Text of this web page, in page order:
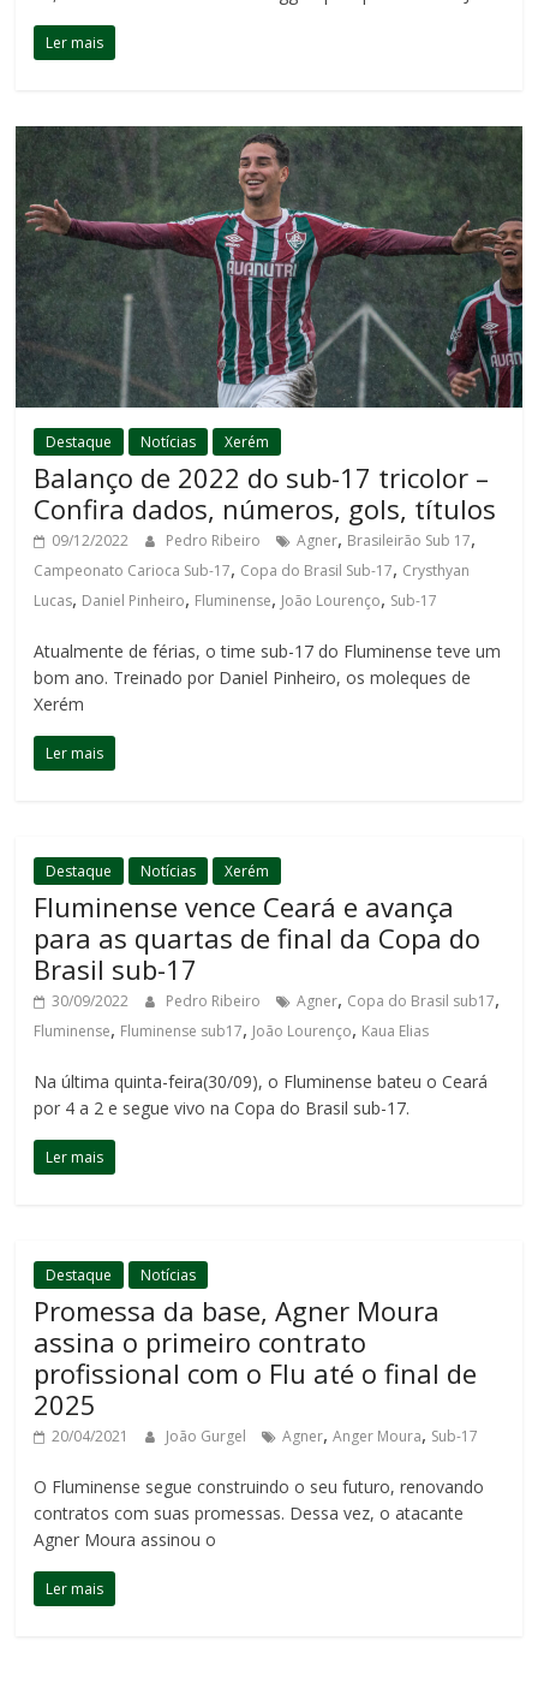
Ler mais
Destaque Notícias Xerém
Balanço de 2022 do sub-17 tricolor –
Confira dados, números, gols, títulos
09/12/2022 Pedro Ribeiro Agner, Brasileirão Sub 17,
Campeonato Carioca Sub-17, Copa do Brasil Sub-17, Crysthyan
Lucas, Daniel Pinheiro, Fluminense, João Lourenço, Sub-17
Atualmente de férias, o time sub-17 do Fluminense teve um
bom ano. Treinado por Daniel Pinheiro, os moleques de
Xerém
Ler mais
Destaque Notícias Xerém
Fluminense vence Ceará e avança
para as quartas de final da Copa do
Brasil sub-17
30/09/2022 Pedro Ribeiro Agner, Copa do Brasil sub17,
Fluminense, Fluminense sub17, João Lourenço, Kaua Elias
Na última quinta-feira(30/09), o Fluminense bateu o Ceará
por 4 a 2 e segue vivo na Copa do Brasil sub-17.
Ler mais
Destaque Notícias
Promessa da base, Agner Moura
assina o primeiro contrato
profissional com o Flu até o final de
2025
20/04/2021 João Gurgel Agner,Anger Moura, Sub-17
O Fluminense segue construindo o seu futuro, renovando
contratos com suas promessas. Dessa vez, o atacante
Agner Moura assinou o
Ler mais